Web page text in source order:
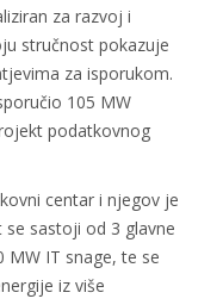
za razvoj i
stručnost pokazuje
za isporukom.
105 MW
podatkovnog
centar i njegov je
sastoji od 3 glavne
MW IT snage, te se
iz više